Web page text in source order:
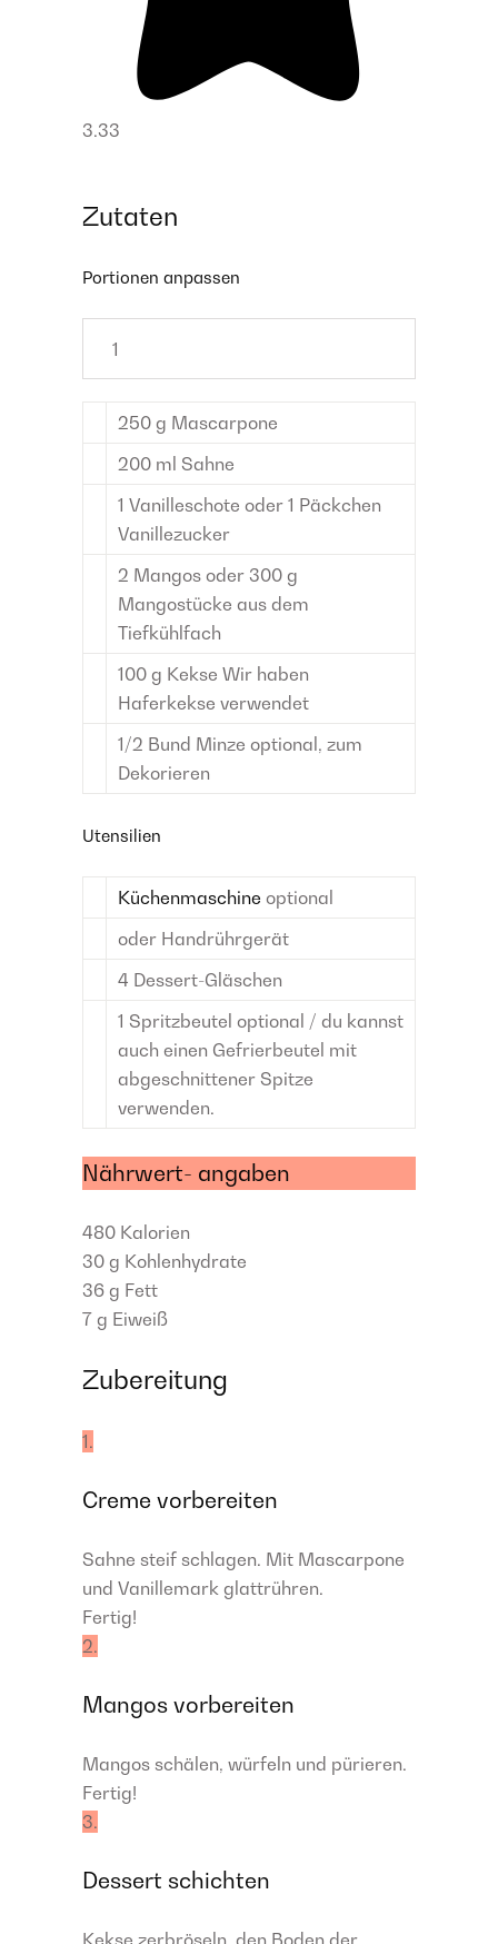
3.33
Zutaten
Portionen anpassen
250 g Mascarpone
200 ml Sahne
1 Vanilleschote oder 1 Päckchen
Vanillezucker
2 Mangos oder 300 g
Mangostücke aus dem
Tiefkühlfach
100 g Kekse Wir haben
Haferkekse verwendet
1/2 Bund Minze optional, zum
Dekorieren
Utensilien
Küchenmaschine optional
oder Handrührgerät
4 Dessert-Gläschen
1 Spritzbeutel optional / du kannst
auch einen Gefrierbeutel mit
abgeschnittener Spitze
verwenden.
Nährwert- angaben
480 Kalorien
30 g Kohlenhydrate
36 g Fett
7 g Eiweiß
Zubereitung
1.
Creme vorbereiten
Sahne steif schlagen. Mit Mascarpone
und Vanillemark glattrühren.
Fertig!
2.
Mangos vorbereiten
Mangos schälen, würfeln und pürieren.
Fertig!
3.
Dessert schichten
Kekse zerbröseln, den Boden der